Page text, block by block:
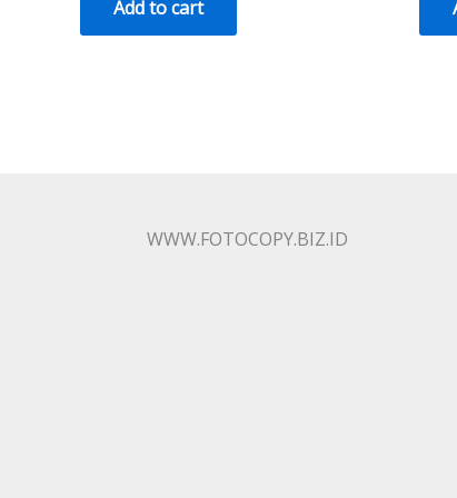
Add to cart
WWW.FOTOCOPY.BIZ.ID